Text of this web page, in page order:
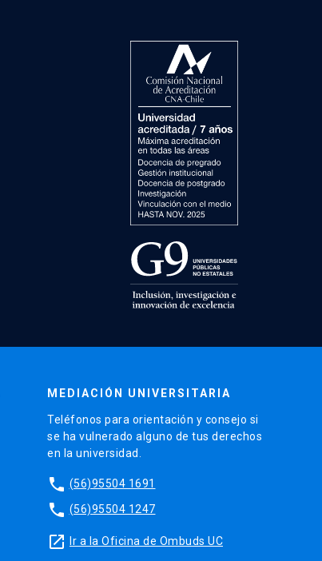
MEDIACIÓN UNIVERSITARIA
Teléfonos para orientación y consejo si
se ha vulnerado alguno de tus derechos
en la universidad.
phone (56)95504 1691
phone (56)95504 1247
launch Ir a la Oficina de Ombuds UC